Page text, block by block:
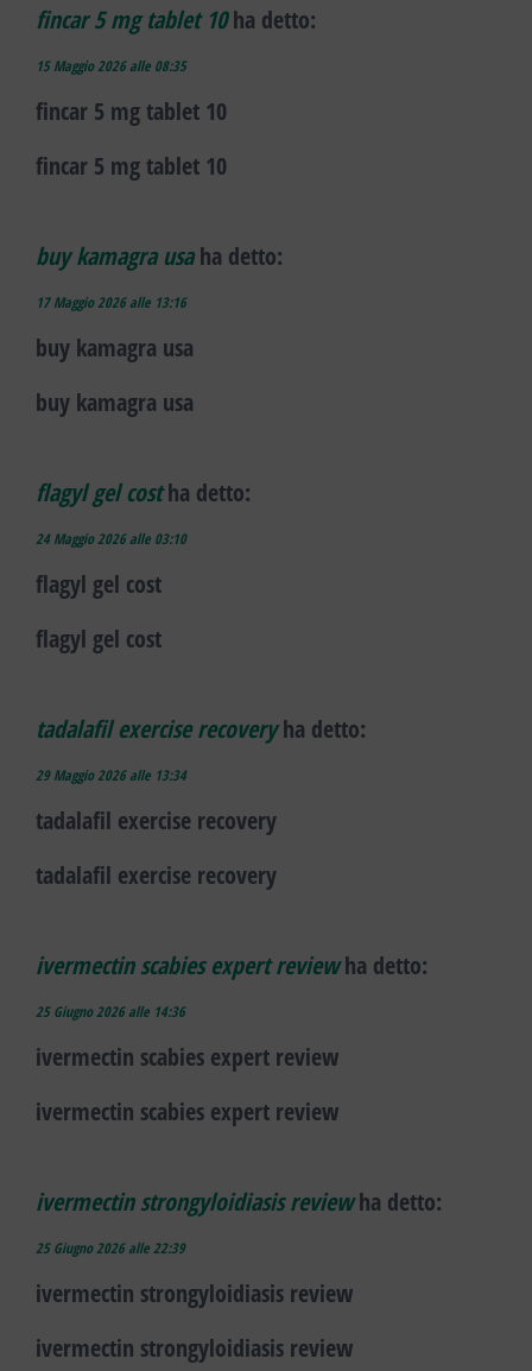
fincar 5 mg tablet 10 ha detto:
15 Maggio 2026 alle 08:35
fincar 5 mg tablet 10
fincar 5 mg tablet 10
buy kamagra usa ha detto:
17 Maggio 2026 alle 13:16
buy kamagra usa
buy kamagra usa
flagyl gel cost ha detto:
24 Maggio 2026 alle 03:10
flagyl gel cost
flagyl gel cost
tadalafil exercise recovery ha detto:
29 Maggio 2026 alle 13:34
tadalafil exercise recovery
tadalafil exercise recovery
ivermectin scabies expert review ha detto:
25 Giugno 2026 alle 14:36
ivermectin scabies expert review
ivermectin scabies expert review
ivermectin strongyloidiasis review ha detto:
25 Giugno 2026 alle 22:39
ivermectin strongyloidiasis review
ivermectin strongyloidiasis review